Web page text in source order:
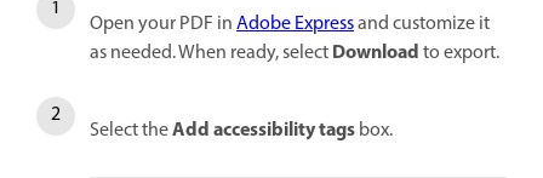
Open your PDF inAdobe Expressand customize it
as needed. When ready, selectDownloadto export.
Select theAdd accessibility tagsbox.